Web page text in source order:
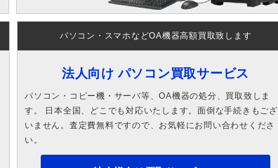
パソコン・スマホなどOA機器高額買取致します
法人向け パソコン買取サービス
パソコン・コピー機・サーバ等、OA機器の処分、買取致しま
す。 日本全国、どこでも対応いたします。面倒な手続きもござ
いません。査定費無料ですので、お気軽にお問い合わせくださ
い。